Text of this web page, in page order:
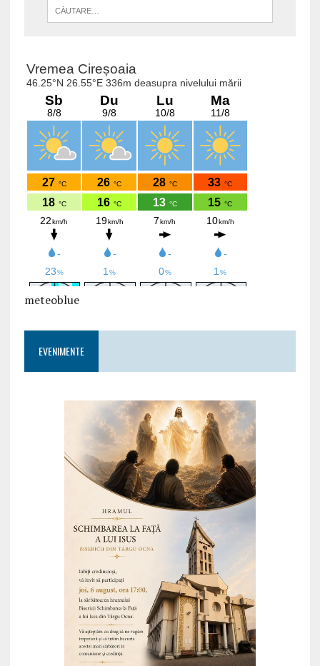
meteoblue
EVENIMENTE